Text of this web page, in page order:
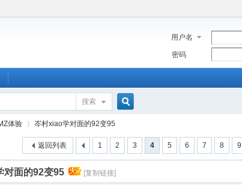
用户名
密码
搜索
体验
›
岑村xiao学对面的92变95
1 2 3 4 5 6 7 8 9
返回列表
对面的92变95 [复制链接]